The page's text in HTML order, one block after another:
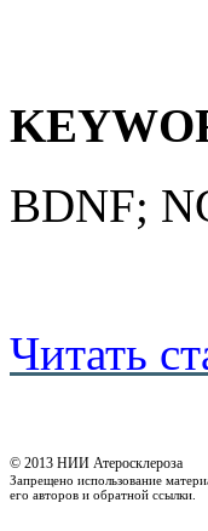
BDNF;
Читать
© 2013 НИИ Атеросклероза
Запрещено использование
его авторов и обратной ссылки.